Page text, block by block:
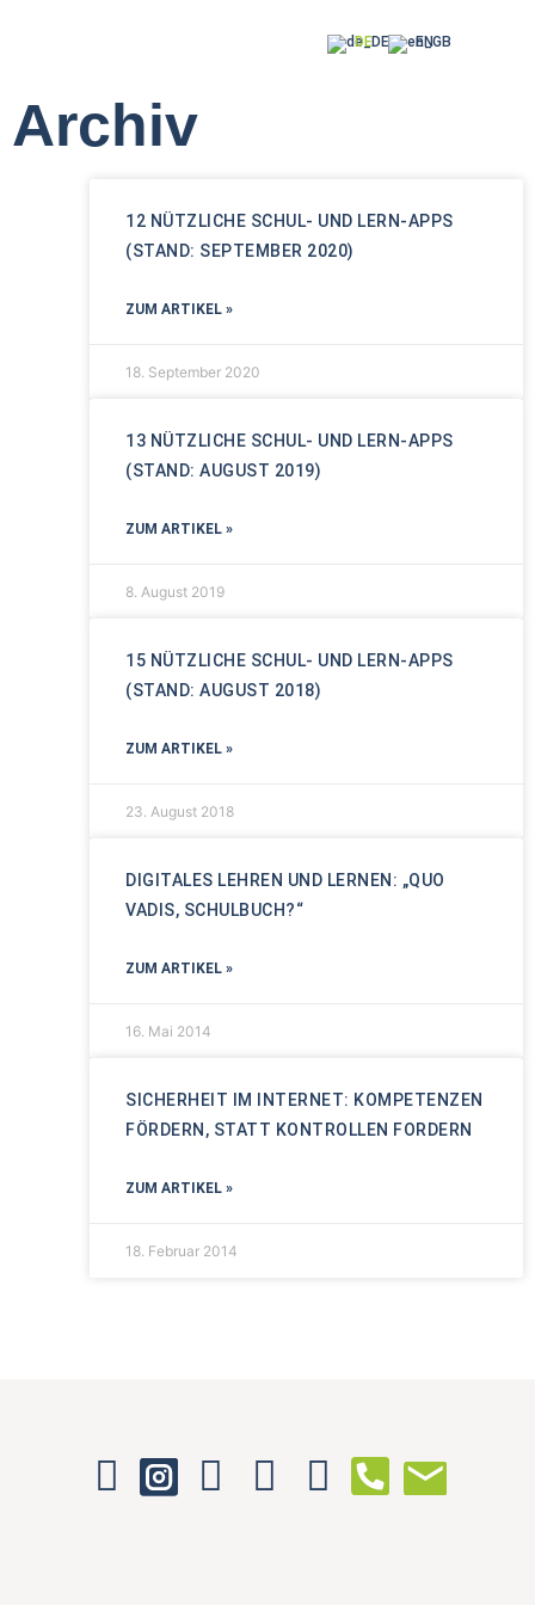
DE EN
Archiv
12 NÜTZLICHE SCHUL- UND LERN-APPS
(STAND: SEPTEMBER 2020)
ZUM ARTIKEL »
18. September 2020
13 NÜTZLICHE SCHUL- UND LERN-APPS
(STAND: AUGUST 2019)
ZUM ARTIKEL »
8. August 2019
15 NÜTZLICHE SCHUL- UND LERN-APPS
(STAND: AUGUST 2018)
ZUM ARTIKEL »
23. August 2018
DIGITALES LEHREN UND LERNEN: „QUO
VADIS, SCHULBUCH?“
ZUM ARTIKEL »
16. Mai 2014
SICHERHEIT IM INTERNET: KOMPETENZEN
FÖRDERN, STATT KONTROLLEN FORDERN
ZUM ARTIKEL »
18. Februar 2014